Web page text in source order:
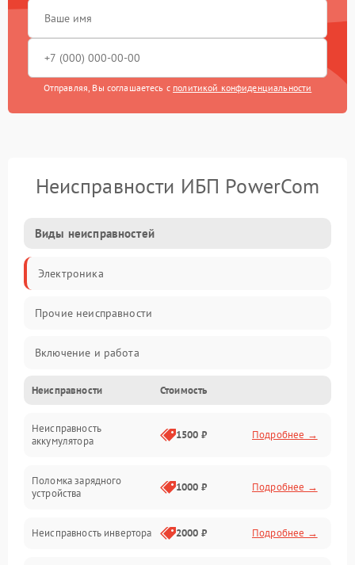
Отправляя, Вы соглашаетесь с политикой конфиденциальности
Неисправности ИБП PowerCom
Виды неисправностей
Электроника
Прочие неисправности
Включение и работа
Работа с нагрузкой
Звук и индикация
Неисправности Стоимость
Неисправность
аккумулятора
1500 ₽ Подробнее →
Поломка зарядного
устройства
1000 ₽ Подробнее →
Неисправность инвертора 2000 ₽ Подробнее →